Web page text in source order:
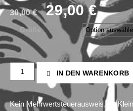
30,00€ 29,00€
Größe
IN DEN WARENKORB
Kein Mehrwertsteuerausweis, da